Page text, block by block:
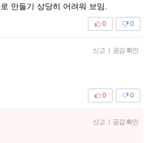
만들기 상당히 어려워 보임.
0
0
신고 | 공감 확인
0
0
신고 | 공감 확인